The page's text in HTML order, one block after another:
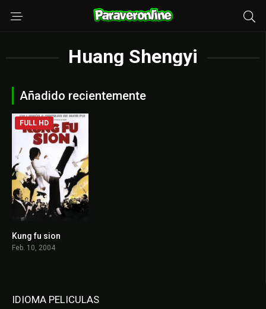
Huang Shengyi
Añadido recientemente
FULL HD
Kung fu sion
Feb. 10, 2004
IDIOMA PELICULAS